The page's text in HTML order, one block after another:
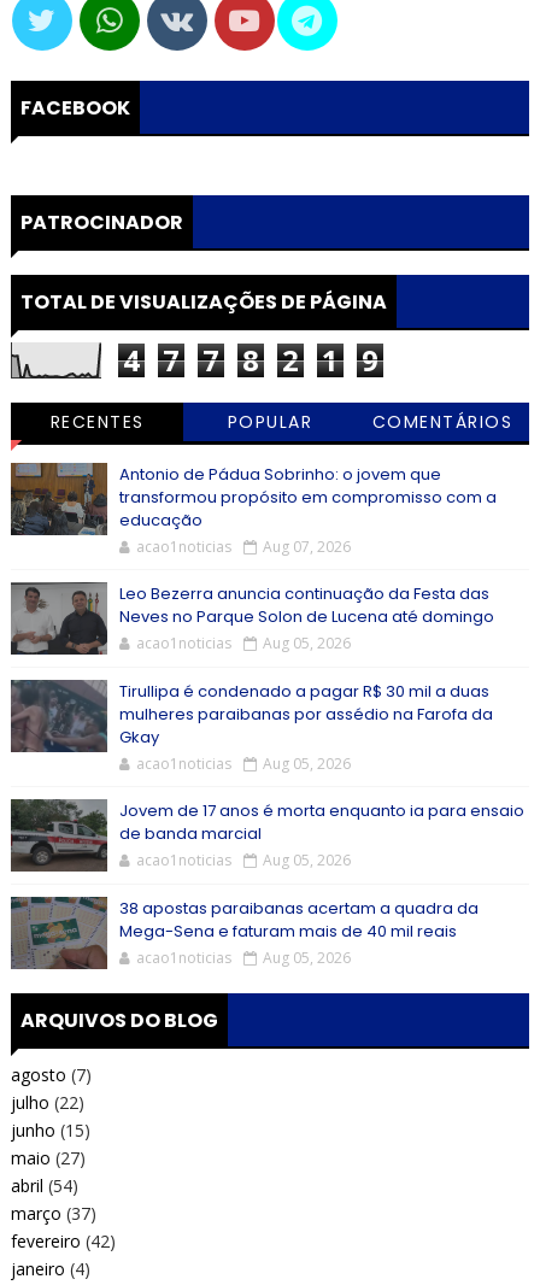
FACEBOOK
PATROCINADOR
TOTAL DE VISUALIZAÇÕES DE PÁGINA
4 7 7 8 2 1 9
RECENTES POPULAR COMENTÁRIOS
Antonio de Pádua Sobrinho: o jovem que
transformou propósito em compromisso com a
educação
acao1noticias Aug 07, 2026
Leo Bezerra anuncia continuação da Festa das
Neves no Parque Solon de Lucena até domingo
acao1noticias Aug 05, 2026
Tirullipa é condenado a pagar R$ 30 mil a duas
mulheres paraibanas por assédio na Farofa da
Gkay
acao1noticias Aug 05, 2026
Jovem de 17 anos é morta enquanto ia para ensaio
de banda marcial
acao1noticias Aug 05, 2026
38 apostas paraibanas acertam a quadra da
Mega-Sena e faturam mais de 40 mil reais
acao1noticias Aug 05, 2026
ARQUIVOS DO BLOG
agosto (7)
julho (22)
junho (15)
maio (27)
abril (54)
março (37)
fevereiro (42)
janeiro (4)